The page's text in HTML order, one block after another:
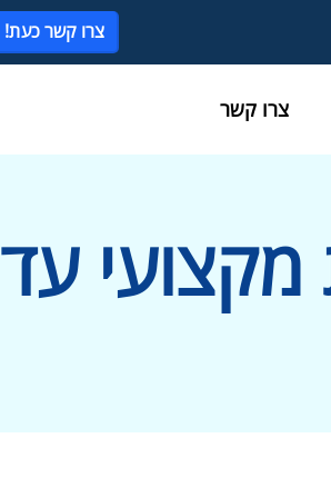
צרו קשר כעת!
צרו קשר
מקצועי עד